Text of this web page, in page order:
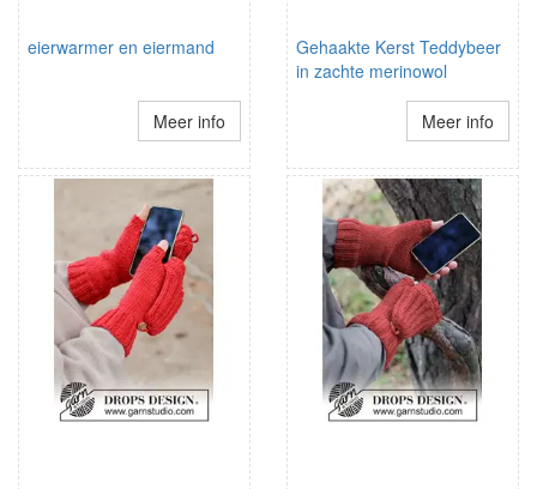
eierwarmer en eiermand
Meer info
Gehaakte Kerst Teddybeer
in zachte merinowol
Meer info